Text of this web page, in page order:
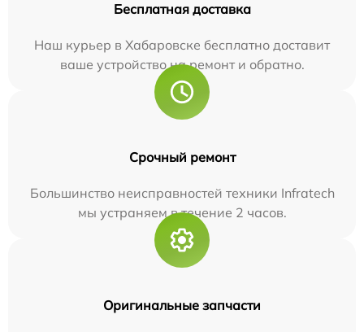
Бесплатная доставка
Наш курьер в Хабаровске бесплатно доставит
ваше устройство на ремонт и обратно.
Срочный ремонт
Большинство неисправностей техники Infratech
мы устраняем в течение 2 часов.
Оригинальные запчасти